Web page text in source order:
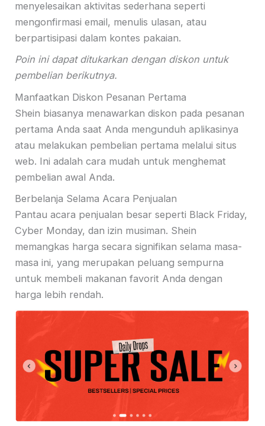
menyelesaikan aktivitas sederhana seperti
mengonfirmasi email, menulis ulasan, atau
berpartisipasi dalam kontes pakaian.
Poin ini dapat ditukarkan dengan diskon untuk
pembelian berikutnya.
Manfaatkan Diskon Pesanan Pertama
Shein biasanya menawarkan diskon pada pesanan
pertama Anda saat Anda mengunduh aplikasinya
atau melakukan pembelian pertama melalui situs
web. Ini adalah cara mudah untuk menghemat
pembelian awal Anda.
Berbelanja Selama Acara Penjualan
Pantau acara penjualan besar seperti Black Friday,
Cyber ​​Monday, dan izin musiman. Shein
memangkas harga secara signifikan selama masa-
masa ini, yang merupakan peluang sempurna
untuk membeli makanan favorit Anda dengan
harga lebih rendah.